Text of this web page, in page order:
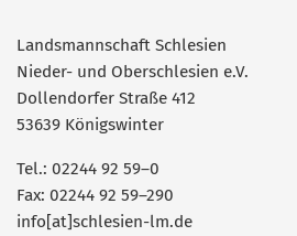
Landsmannschaft Schlesien
Nieder- und Oberschlesien e.V.
Dollendorfer Straße 412
53639 Königswinter
Tel.: 02244 92 59–0
Fax: 02244 92 59–290
info[at]schlesien-lm.de